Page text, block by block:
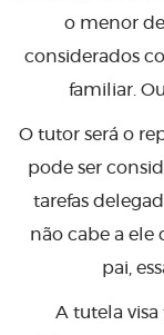
o menor
considerados
familiar.
O tutor será o
pode ser
tarefas
não cabe a ele
pai,
A tutela